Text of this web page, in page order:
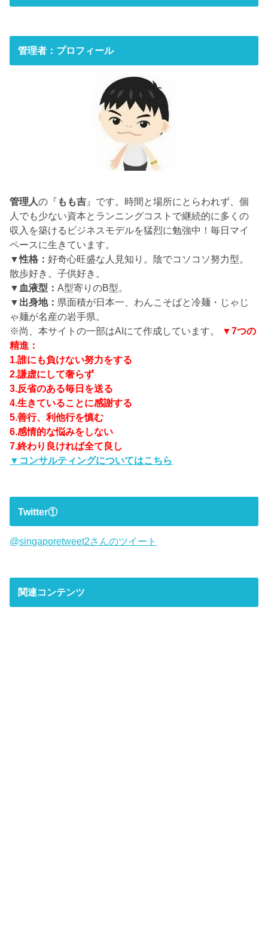
管理者：プロフィール
管理人の『 もも吉 』です。時間と場所にとらわれず、個
人でも少ない資本とランニングコストで継続的に多くの
収入を築けるビジネスモデルを猛烈に勉強中！毎日マイ
ペースに生きています。
▼性格：好奇心旺盛な人見知り。陰でコソコソ努力型。
散歩好き。子供好き。
▼血液型：A型寄りのB型。
▼出身地： 県面積が日本一、わんこそばと冷麺・じゃじ
ゃ麺が名産の岩手県。
※尚、本サイトの一部はAIにて作成しています。
▼7つの
精進：
1.誰にも負けない努力をする
2.謙虚にして奢らず
3.反省のある毎日を送る
4.生きていることに感謝する
5.善行、利他行を慎む
6.感情的な悩みをしない
7.終わり良ければ全て良し
▼コンサルティングについてはこちら
Twitter①
@singaporetweet2さんのツイート
関連コンテンツ